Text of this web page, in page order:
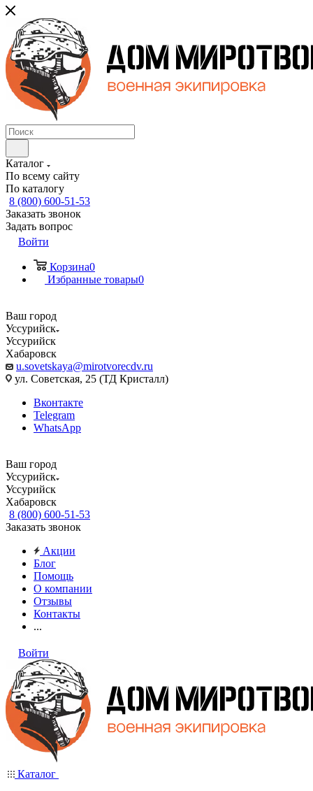
Каталог
По всему сайту
По каталогу
8 (800) 600-51-53
Заказать звонок
Задать вопрос
Войти
Корзина0
Избранные товары0
Ваш город
Уссурийск
Уссурийск
Хабаровск
u.sovetskaya@mirotvorecdv.ru
ул. Советская, 25 (ТД Кристалл)
Вконтакте
Telegram
WhatsApp
Ваш город
Уссурийск
Уссурийск
Хабаровск
8 (800) 600-51-53
Заказать звонок
Акции
Блог
Помощь
О компании
Отзывы
Контакты
...
Войти
Каталог